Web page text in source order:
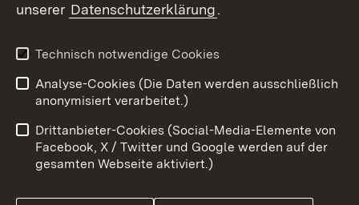
X / Twitter
Youtube
Benutzungshinweise
Barrierefreiheit
Datenschutz
Cookies
unserer Datenschutzerklärung.
Technisch notwendige Cookies
Analyse-Cookies (Die Daten werden ausschließlich
anonymisiert verarbeitet.)
Drittanbieter-Cookies (Social-Media-Elemente von
Facebook, X / Twitter und Google werden auf der
gesamten Webseite aktiviert.)